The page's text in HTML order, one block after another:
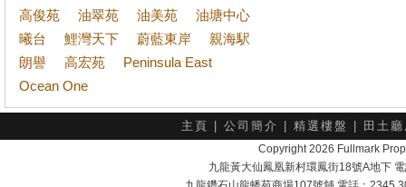
高俊苑
油翠苑 油美苑
油塘中心
曦台
鯉灣天下 蔚藍東岸
親海駅
朗譽
高宏苑
Peninsula East
Ocean One
主頁 公司簡介 精選樓盤 田土
Copyright 2026 Fullmark
九龍黃大仙鳳凰新村環鳳街18號A地下